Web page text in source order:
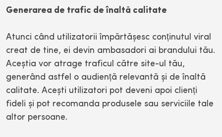
Generarea de trafic de înaltă calitate
Atunci când utilizatorii împărtășesc conținutul viral
creat de tine, ei devin ambasadori ai brandului tău.
Aceștia vor atrage traficul către site-ul tău,
generând astfel o audiență relevantă și de înaltă
calitate. Acești utilizatori pot deveni apoi clienți
fideli și pot recomanda produsele sau serviciile tale
altor persoane.